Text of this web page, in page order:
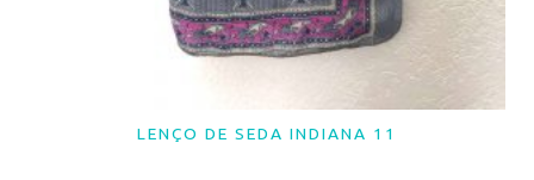
LER MAIS
LENÇO DE SEDA INDIANA 11